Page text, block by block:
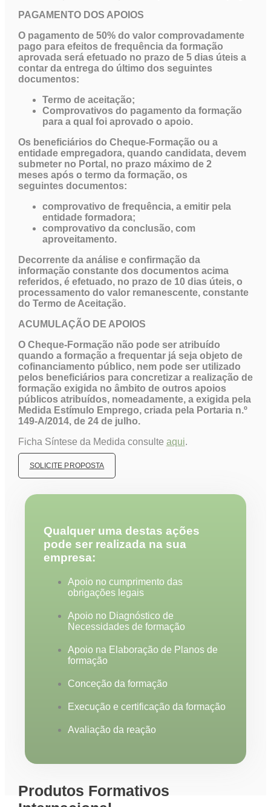
PAGAMENTO DOS APOIOS
O pagamento de 50% do valor comprovadamente
pago para efeitos de frequência da formação
aprovada será efetuado no prazo de 5 dias úteis a
contar da entrega do último dos seguintes
documentos:
Termo de aceitação;
Comprovativos do pagamento da formação
para a qual foi aprovado o apoio.
Os beneficiários do Cheque-Formação ou a
entidade empregadora, quando candidata, devem
submeter no Portal, no prazo máximo de 2
meses após o termo da formação, os
seguintes documentos:
comprovativo de frequência, a emitir pela
entidade formadora;
comprovativo da conclusão, com
aproveitamento.
Decorrente da análise e confirmação da
informação constante dos documentos acima
referidos, é efetuado, no prazo de 10 dias úteis, o
processamento do valor remanescente, constante
do Termo de Aceitação.
ACUMULAÇÃO DE APOIOS
O Cheque-Formação não pode ser atribuído
quando a formação a frequentar já seja objeto de
cofinanciamento público, nem pode ser utilizado
pelos beneficiários para concretizar a realização de
formação exigida no âmbito de outros apoios
públicos atribuídos, nomeadamente, a exigida pela
Medida Estímulo Emprego, criada pela Portaria n.º
149-A/2014, de 24 de julho.
Ficha Síntese da Medida consulte aqui.
SOLICITE PROPOSTA
Qualquer uma destas ações
pode ser realizada na sua
empresa:
Apoio no cumprimento das
obrigações legais
Apoio no Diagnóstico de
Necessidades de formação
Apoio na Elaboração de Planos de
formação
Conceção da formação
Execução e certificação da formação
Avaliação da reação
Produtos Formativos